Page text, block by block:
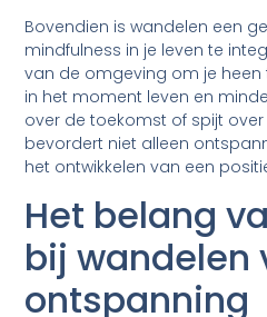
Bovendien is wandelen een
mindfulness in je leven te
van de omgeving om je heen
in het moment leven en
over de toekomst of spijt over
bevordert niet alleen
het ontwikkelen van een
Het belang
bij wandelen
ontspanning